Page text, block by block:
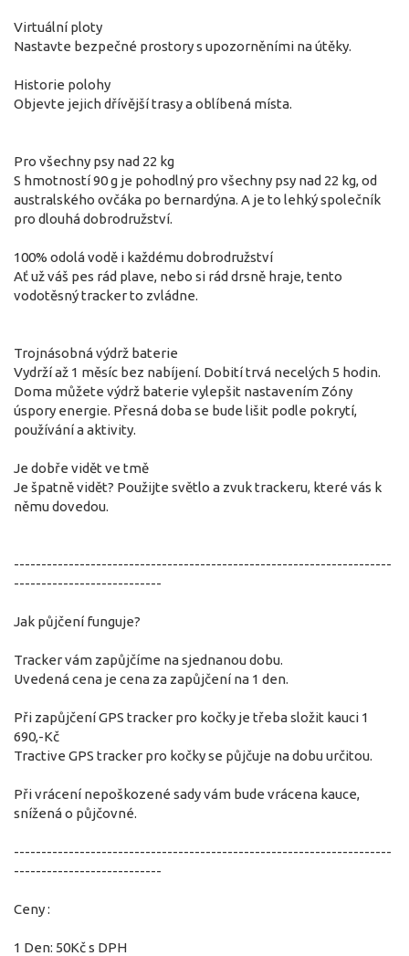
Virtuální ploty
Nastavte bezpečné prostory s upozorněními na útěky.
Historie polohy
Objevte jejich dřívější trasy a oblíbená místa.
Pro všechny psy nad 22 kg
S hmotností 90 g je pohodlný pro všechny psy nad 22 kg, od
australského ovčáka po bernardýna. A je to lehký společník
pro dlouhá dobrodružství.
100% odolá vodě i každému dobrodružství
Ať už váš pes rád plave, nebo si rád drsně hraje, tento
vodotěsný tracker to zvládne.
Trojnásobná výdrž baterie
Vydrží až 1 měsíc bez nabíjení. Dobití trvá necelých 5 hodin.
Doma můžete výdrž baterie vylepšit nastavením Zóny
úspory energie. Přesná doba se bude lišit podle pokrytí,
používání a aktivity.
Je dobře vidět ve tmě
Je špatně vidět? Použijte světlo a zvuk trackeru, které vás k
němu dovedou.
---------------------------------------------------------------------
---------------------------
Jak půjčení funguje?
Tracker vám zapůjčíme na sjednanou dobu.
Uvedená cena je cena za zapůjčení na 1 den.
Při zapůjčení GPS tracker pro kočky je třeba složit kauci 1
690,-Kč
Tractive GPS tracker pro kočky se půjčuje na dobu určitou.
Při vrácení nepoškozené sady vám bude vrácena kauce,
snížená o půjčovné.
---------------------------------------------------------------------
---------------------------
Ceny :
1 Den: 50Kč s DPH